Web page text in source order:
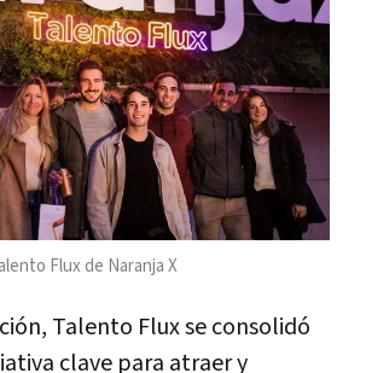
Flux de Naranja X
Talento Flux se consolidó
clave para atraer y